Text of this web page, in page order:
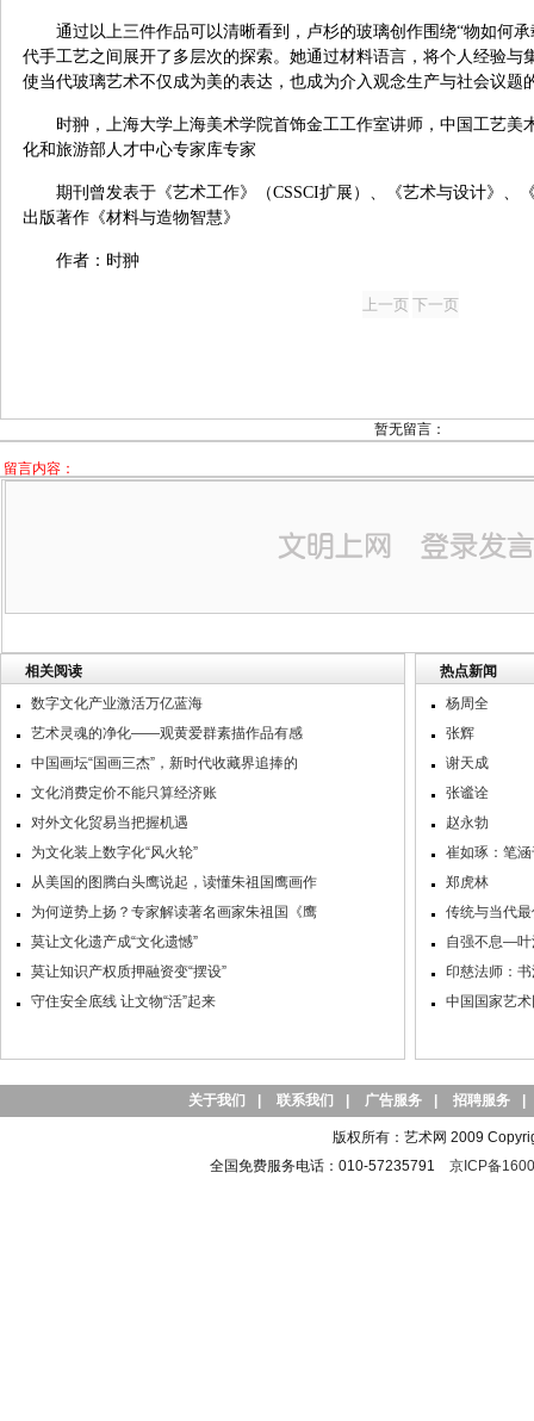
通过以上三件作品可以清晰看到，卢杉的玻璃创作围绕“物如何
代手工艺之间展开了多层次的探索。她通过材料语言，将个人经验与
使当代玻璃艺术不仅成为美的表达，也成为介入观念生产与社会议题
时翀，上海大学上海美术学院首饰金工工作室讲师，中国工艺美
化和旅游部人才中心专家库专家
期刊曾发表于《艺术工作》（CSSCI扩展）、《艺术与设计》、
出版著作《材料与造物智慧》
作者：时翀
暂无留言：
留言内容：
相关阅读
数字文化产业激活万亿蓝海
艺术灵魂的净化——观黄爱群素描作品有感
中国画坛“国画三杰”，新时代收藏界追捧的
文化消费定价不能只算经济账
对外文化贸易当把握机遇
为文化装上数字化“风火轮”
从美国的图腾白头鹰说起，读懂朱祖国鹰画作
为何逆势上扬？专家解读著名画家朱祖国《鹰
莫让文化遗产成“文化遗憾”
莫让知识产权质押融资变“摆设”
守住安全底线 让文物“活”起来
热点新闻
杨周全
张辉
谢天成
张谧诠
赵永勃
崔如琢：笔
郑虎林
传统与当代
自强不息—叶
印慈法师：
中国国家艺
关于我们 联系我们 广告服务 招聘服务
版权所有：艺术网 2009
全国免费服务电话：010-57235791 京ICP备